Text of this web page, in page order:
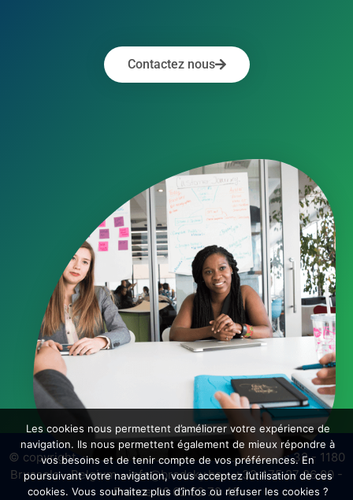
Contactez nous
© copyright 2026 - Brodsky sprl - rue des Balkans 32 - 1180
Brussels - Belgium - info@brodsky.be - +32 475 27 26 00 -
France 06 62 52 72 45
Les cookies nous permettent d’améliorer votre expérience de
navigation. Ils nous permettent également de mieux répondre à
vos besoins et de tenir compte de vos préférences. En
poursuivant votre navigation, vous acceptez l’utilisation de ces
cookies. Vous souhaitez plus d’infos ou refuser les cookies ?